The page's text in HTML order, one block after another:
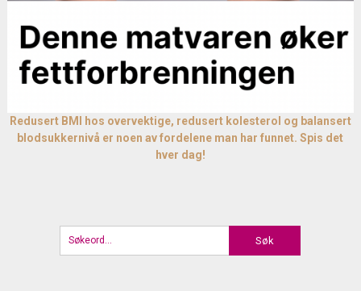
Redusert BMI hos overvektige, redusert kolesterol og balansert
blodsukkernivå er noen av fordelene man har funnet. Spis det
hver dag!